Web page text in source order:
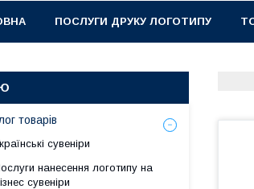
ПОСЛУГИ ДРУКУ ЛОГОТИПУ
товарів
сувеніри
нанесення логотипу на
сувеніри